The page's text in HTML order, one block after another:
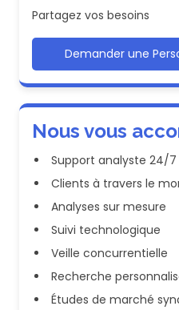
Partagez vos besoins
Demander une
Nous vous
Support analyste 24/7
Clients à travers le
Analyses sur mesure
Suivi technologique
Veille concurrentielle
Recherche
Études de marché